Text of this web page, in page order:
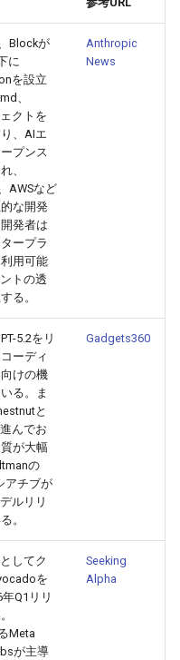
2026-07-10
2026-07-09
2026-07-08
2026-07-07
2026-07-06
2026-07-05
2026-07-04
2026-07-03
2026-07-02
2026-07-01
2026-06-30
2026-06-29
2026-06-28
2026-06-26
2026-06-25
2025-12-24
2025-12-23
2025-12-22
2025-12-21
2025-12-20
2025-12-19
2025-12-18
2025-12-17
2025-12-16
2025-12-15
2025-12-14
2025-12-13
2025-12-12
2025-12-11
2025-12-10
2026-05-17
2026-05-10
2026-05-03
2026-04-26
2026-04-19
2026-04-15
2026-05-24
2026-05-17
2026-05-10
2026-05-03
2026-04-26
2026-04-19
2026-04-12
2026-04-05
2026-03-29
2026-03-22
2026-03-15
2026-03-08
2026-03-01
2026-02-22
2026-02-15
2025-11-16
2025-11-09
2025-11-02
2025-10-26
2025-10-19
2025-10-12
2025-10-05
2025-10-02
2025-09-28
2025-09-24
2025-09-21
2025-09-19
2026-05-24
2026-05-17
2026-05-10
2026-05-03
2026-04-26
2026-04-19
2026-04-12
2026-04-05
2026-03-29
2026-03-22
2026-03-15
2026-03-08
2026-03-01
2026-02-22
2026-02-15
2026-05-24
2026-05-17
2026-05-10
2026-05-03
2026-04-26
2026-04-19
2026-04-12
2026-04-05
2026-03-29
2026-03-22
2026-03-15
2026-03-08
2026-03-01
2026-02-22
2026-02-15
2025-11-09
2025-11-02
2025-10-26
2025-10-19
2025-10-12
2025-10-05
2025-10-04
2026-07-10
2026-07-09
2026-07-08
2026-07-07
2026-07-05
2026-07-04
2026-07-03
2026-07-02
2026-07-01
2026-06-30
2026-06-29
2026-06-28
2026-06-26
2026-06-25
2026-06-24
2025-12-24
2025-12-23
2025-12-22
2025-12-21
2025-12-20
2025-12-19
2025-12-18
2025-12-17
2025-12-16
2025-12-15
2025-12-14
2025-12-13
2025-12-12
2025-12-11
2025-12-10
2026-05-24
2026-05-17
2026-05-10
2026-05-03
2026-04-26
2026-04-19
2026-04-12
2026-04-05
2026-03-29
2026-03-22
2026-03-15
2026-03-08
2026-03-01
2026-02-22
2026-02-15
2025-11-09
2025-11-02
2025-10-26
2025-10-19
2025-10-12
2025-10-05
2025-10-02
2025-09-27
2025-09-23
2026-05-10
2026-05-03
2026-04-26
2026-04-19
2026-04-12
2026-04-07
2026-04-05
2026-03-29
2026-03-22
2026-03-15
2026-03-08
2026-03-01
2026-02-22
2026-02-15
2026-02-08
2026-07-09
2026-07-08
2026-07-07
2026-07-06
2026-07-05
2026-07-04
2026-07-03
2026-07-02
2026-07-01
2026-06-30
2026-06-28
2026-06-26
2026-06-25
2026-06-24
2026-06-23
2025-12-24
2025-12-23
2025-12-22
2025-12-21
2025-12-20
2025-12-19
2025-12-18
2025-12-17
2025-12-16
2025-12-15
2025-12-14
2025-12-13
2025-12-12
2025-12-11
2025-12-10
2026-05-24
2026-05-17
2026-05-10
2026-05-03
2026-04-26
2026-04-19
2026-04-12
2026-04-05
2026-03-29
2026-03-22
2026-03-15
2026-03-08
2026-03-01
2026-02-22
2026-02-15
2026-07-09
2026-07-08
2026-07-07
2026-07-06
2026-07-05
2026-07-04
2026-07-03
2026-07-02
2026-07-01
2026-06-30
2026-06-29
2026-06-28
2026-06-27
2026-06-26
2026-06-25
2026-05-30
2026-05-23
2026-05-19
2026-05-18
2026-05-23
2026-05-19
2026-07-08
2026-07-07
2026-07-06
2026-07-05
2026-07-04
2026-07-02
2026-07-01
2026-06-30
2026-06-29
2026-06-28
2026-06-25
2026-06-24
2026-06-23
2026-06-22
2026-06-21
2026-05-24
2026-05-17
2026-05-10
2026-05-03
2026-04-26
2026-04-19
2026-04-12
2026-04-05
2026-03-30
Blockが
に
を設立
、
クトを
、AIエ
プンス
、
AWSなど
な開発
発者は
ープラ
用可能
トの透
る。
Anthropic
News
5.2をリ
ーディ
けの機
る。ま
と
んでお
が大幅
の
アチブが
ルリリ
。
Gadgets360
してク
を
Q1リリ
Meta
が主導
Seeking
Alpha